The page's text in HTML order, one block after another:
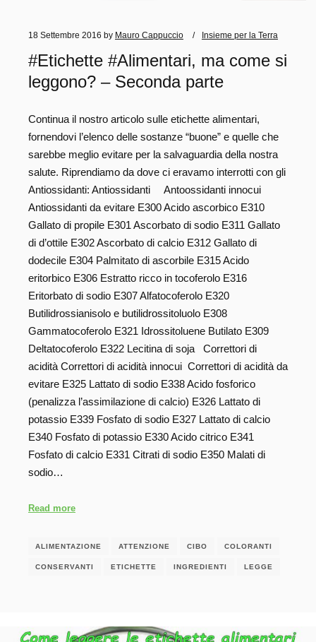
18 Settembre 2016 by Mauro Cappuccio Insieme per la Terra
#Etichette #Alimentari, ma come si
leggono? – Seconda parte
Continua il nostro articolo sulle etichette alimentari,
fornendovi l’elenco delle sostanze “buone” e quelle che
sarebbe meglio evitare per la salvaguardia della nostra
salute. Riprendiamo da dove ci eravamo interrotti con gli
Antiossidanti: Antiossidanti Antoossidanti innocui
Antiossidanti da evitare E300 Acido ascorbico E310
Gallato di propile E301 Ascorbato di sodio E311 Gallato
di d’ottile E302 Ascorbato di calcio E312 Gallato di
dodecile E304 Palmitato di ascorbile E315 Acido
eritorbico E306 Estratto ricco in tocoferolo E316
Eritorbato di sodio E307 Alfatocoferolo E320
Butilidrossianisolo e butilidrossitoluolo E308
Gammatocoferolo E321 Idrossitoluene Butilato E309
Deltatocoferolo E322 Lecitina di soja Correttori di
acidità Correttori di acidità innocui Correttori di acidità da
evitare E325 Lattato di sodio E338 Acido fosforico
(penalizza l’assimilazione di calcio) E326 Lattato di
potassio E339 Fosfato di sodio E327 Lattato di calcio
E340 Fosfato di potassio E330 Acido citrico E341
Fosfato di calcio E331 Citrati di sodio E350 Malati di
sodio…
Read more
ALIMENTAZIONE ATTENZIONE CIBO COLORANTI
CONSERVANTI ETICHETTE INGREDIENTI LEGGE